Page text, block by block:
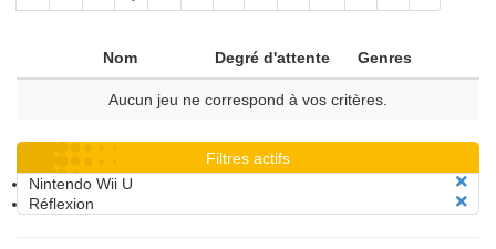
Nom Degré d'attente Genres
Aucun jeu ne correspond à vos critères.
Filtres actifs
Nintendo Wii U
Réflexion